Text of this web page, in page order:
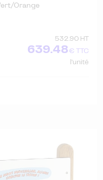
Orange
532.90 HT
639.48€ TTC
l'unité